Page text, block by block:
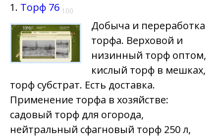
1. Торф 76 100
Добыча и переработка
торфа. Верховой и
низинный торф оптом,
кислый торф в мешках,
торф субстрат. Есть доставка.
Применение торфа в хозяйстве:
садовый торф для огорода,
нейтральный сфагновый торф 250 л,